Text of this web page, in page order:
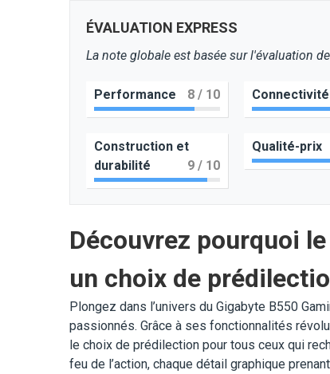
ÉVALUATION EXPRESS
La note globale est basée sur l'évaluation
Performance 8/ 10 Connectivité
Construction et
durabilité
9/ 10
Qualité-prix
Découvrez pourquoi
un choix de
Plongez dans l’univers du Gigabyte B550
passionnés. Grâce à ses fonctionnalités
le choix de prédilection pour tous ceux qui
feu de l’action, chaque détail graphique